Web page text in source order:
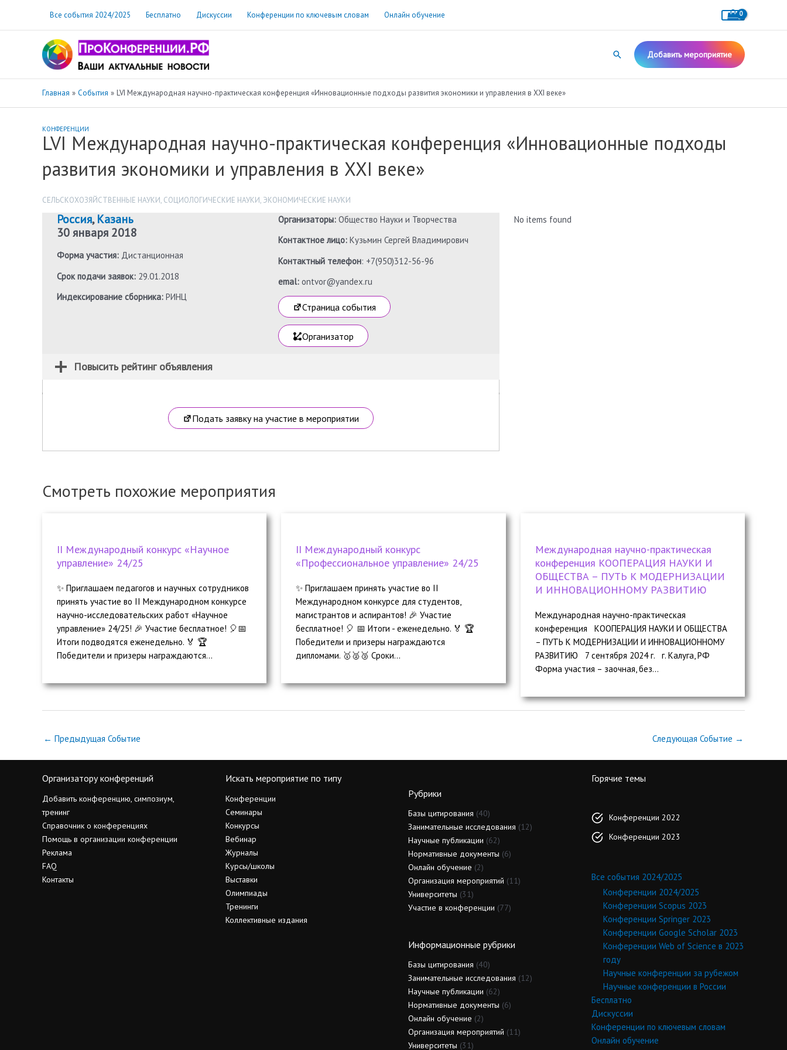
содержимому
Все события 2024/2025 Бесплатно Дискуссии Конференции по ключевым словам Онлайн обучение
Поиск Добавить мероприятие
Главная События LVI Международная научно-практическая конференция «Инновационные подходы развития экономики и управления в XXI веке»
КОНФЕРЕНЦИИ
LVI Международная научно-практическая конференция «Инновационные подходы
развития экономики и управления в XXI веке»
СЕЛЬСКОХОЗЯЙСТВЕННЫЕ НАУКИ, СОЦИОЛОГИЧЕСКИЕ НАУКИ, ЭКОНОМИЧЕСКИЕ НАУКИ
Россия,Казань
30 января 2018
Форма участия: Дистанционная
Срок подачи заявок: 29.01.2018
Индексирование сборника: РИНЦ
Организаторы: Общество Науки и Творчества
Контактное лицо: Кузьмин Сергей Владимирович
Контактный телефон: +7(950)312-56-96
emal:ontvor@yandex.ru
Страница события
Организатор
Повысить рейтинг объявления
Подать заявку на участие в мероприятии
No items found
Смотреть похожие мероприятия
II Международный конкурс «Научное
управление» 24/25
✨ Приглашаем педагогов и научных сотрудников
принять участие во II Международном конкурсе
научно-исследовательских работ «Научное
управление» 24/25! 🎉 Участие бесплатное! 🎈📅
Итоги подводятся еженедельно. 🏅 🏆
Победители и призеры награждаются...
II Международный конкурс
«Профессиональное управление» 24/25
✨ Приглашаем принять участие во II
Международном конкурсе для студентов,
магистрантов и аспирантов! 🎉 Участие
бесплатное! 🎈 📅 Итоги - еженедельно. 🏅 🏆
Победители и призеры награждаются
дипломами. 🥇🥈🥉 Сроки...
Международная научно-практическая
конференция КООПЕРАЦИЯ НАУКИ И
ОБЩЕСТВА – ПУТЬ К МОДЕРНИЗАЦИИ
И ИННОВАЦИОННОМУ РАЗВИТИЮ
Международная научно-практическая
конференция КООПЕРАЦИЯ НАУКИ И ОБЩЕСТВА
– ПУТЬ К МОДЕРНИЗАЦИИ И ИННОВАЦИОННОМУ
РАЗВИТИЮ 7 сентября 2024 г. г. Калуга, РФ
Форма участия – заочная, без...
← Предыдущая Событие Следующая Событие →
Организатору конференций
Добавить конференцию, симпозиум,
тренинг
Справочник о конференциях
Помощь в организации конференции
Реклама
FAQ
Контакты
Искать мероприятие по типу
Конференции
Семинары
Конкурсы
Вебинар
Журналы
Курсы/школы
Выставки
Олимпиады
Тренинги
Коллективные издания
Рубрики
Базы цитирования (40)
Занимательные исследования (12)
Научные публикации (62)
Нормативные документы (6)
Онлайн обучение (2)
Организация мероприятий (11)
Университеты (31)
Участие в конференции (77)
Информационные рубрики
Базы цитирования (40)
Занимательные исследования (12)
Научные публикации (62)
Нормативные документы (6)
Онлайн обучение (2)
Организация мероприятий (11)
Университеты (31)
Горячие темы
Конференции 2022
Конференции 2023
Все события 2024/2025
Конференции 2024/2025
Конференции Scopus 2023
Конференции Springer 2023
Конференции Google Scholar 2023
Конференции Web of Science в 2023
году
Научные конференции за рубежом
Научные конференции в России
Бесплатно
Дискуссии
Конференции по ключевым словам
Онлайн обучение